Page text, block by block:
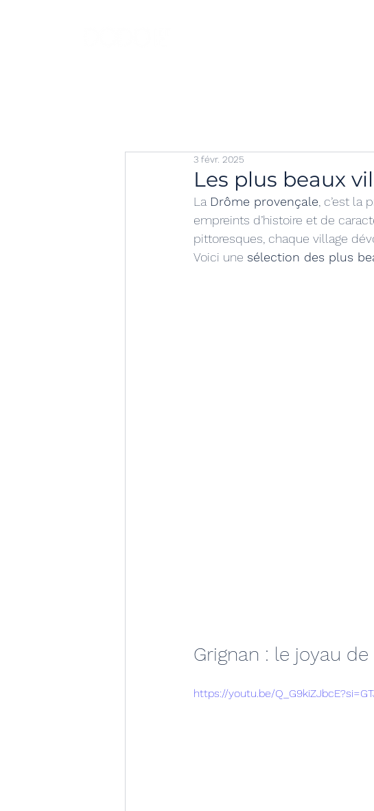
Les plus beaux
3 févr. 2025
La Drôme provençale , c’est
empreints d’histoire et de
pittoresques, chaque village
Voici une sélection des plus
Grignan : le joyau
https://youtu.be/